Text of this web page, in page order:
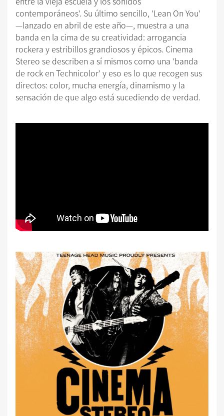
contemporáneos'. Su último sencillo, 'Lean On You'
—lanzado en abril de este año—, muestra a una
banda en la cima de su creatividad: arrogancia
rockera y estribillos grandiosos y épicos. Cinema
Stereo se describen a sí mismos como una 'banda
de rock en Technicolor' y eso es lo que recogen sus
directos: color, mucha energía, dinamismo y la
sensación de que algo está sucediendo de verdad.